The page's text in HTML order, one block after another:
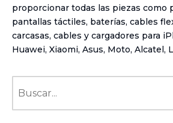
proporcionar todas las piezas como
pantallas táctiles, baterías, cables
carcasas, cables y cargadores para
Huawei, Xiaomi, Asus, Moto, Alcatel,